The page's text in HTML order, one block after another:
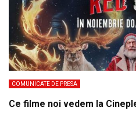
COMUNICATE DE PRESA
Ce filme noi vedem la